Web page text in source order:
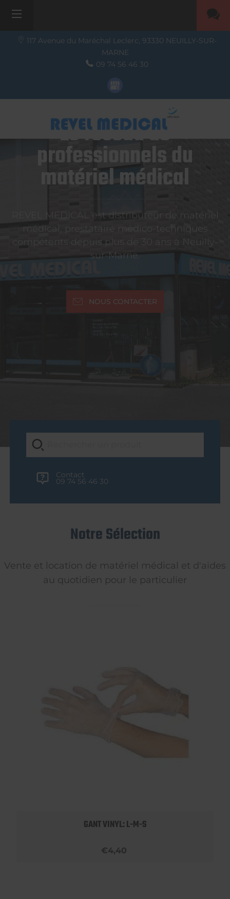
117 Avenue du Maréchal Leclerc, 93330 NEUILLY-SUR-
MARNE
09 74 56 46 30
Le réseau de
professionnels du
matériel médical
REVEL MEDICAL est distributeur de matériel
médical, prestataire médico-techniques
compétents depuis plus de 30 ans à Neuilly-
sur-Marne.
NOUS CONTACTER
Contact
09 74 56 46 30
Notre Sélection
Vente et location de matériel médical et d'aides
au quotidien pour le particulier
GANT VINYL: L-M-S
€4,40